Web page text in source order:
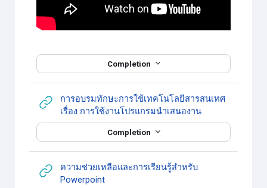
Completion
การอบรมทักษะการใช้เทคโนโลยีสารสนเทศ
เรื่อง การใช้งานโปรแกรมนำเสนองานURL
Completion
ความช่วยเหลือและการเรียนรู้สำหรับ
PowerpointURL